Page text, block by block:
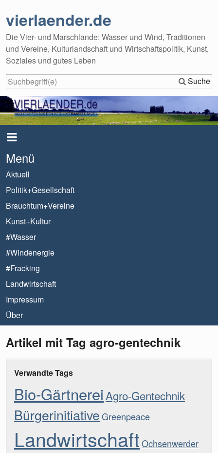
vierlaender.de
Die Vier- und Marschlande: Wasser und Wind, Traditionen
und Vereine, Kulturlandschaft und Wirtschaftspolitik, Kunst,
Soziales und gutes Leben
Suche
Menü
Aktuell
Politik+Gesellschaft
Brauchtum+Vereine
Kunst+Kultur
#Wasser
#Windenergie
#Fracking
Landwirtschaft
Impressum
Über
Artikel mit Tag agro-gentechnik
Verwandte Tags
Bio-Gärtnerei Agro-Gentechnik
BürgerinitiativeGreenpeace
LandwirtschaftOchsenwerder